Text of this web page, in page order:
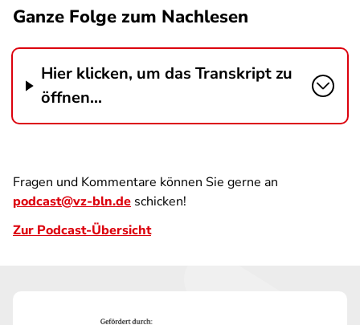
Ganze Folge zum Nachlesen
Hier klicken, um das Transkript zu
öffnen...
Fragen und Kommentare können Sie gerne an
podcast@vz-bln.de schicken!
Zur Podcast-Übersicht